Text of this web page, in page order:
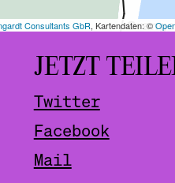
JETZT
Twitter
Facebook
Mail